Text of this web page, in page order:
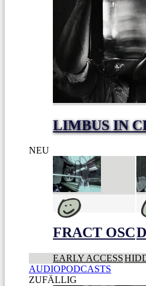
LIMBUS IN
NEU
FRACT OSC
EARLY ACCESS
AUDIOPODCASTS
ZUFÄLLIG